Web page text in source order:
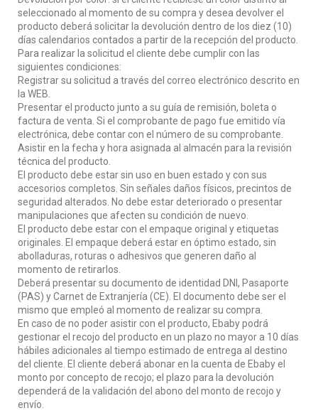
seleccionado al momento de su compra y desea devolver el
producto deberá solicitar la devolución dentro de los diez (10)
días calendarios contados a partir de la recepción del producto.
Para realizar la solicitud el cliente debe cumplir con las
siguientes condiciones:
Registrar su solicitud a través del correo electrónico descrito en
la WEB.
Presentar el producto junto a su guía de remisión, boleta o
factura de venta. Si el comprobante de pago fue emitido vía
electrónica, debe contar con el número de su comprobante.
Asistir en la fecha y hora asignada al almacén para la revisión
técnica del producto.
El producto debe estar sin uso en buen estado y con sus
accesorios completos. Sin señales daños físicos, precintos de
seguridad alterados. No debe estar deteriorado o presentar
manipulaciones que afecten su condición de nuevo.
El producto debe estar con el empaque original y etiquetas
originales. El empaque deberá estar en óptimo estado, sin
abolladuras, roturas o adhesivos que generen daño al
momento de retirarlos.
Deberá presentar su documento de identidad DNI, Pasaporte
(PAS) y Carnet de Extranjería (CE). El documento debe ser el
mismo que empleó al momento de realizar su compra.
En caso de no poder asistir con el producto, Ebaby podrá
gestionar el recojo del producto en un plazo no mayor a 10 días
hábiles adicionales al tiempo estimado de entrega al destino
del cliente. El cliente deberá abonar en la cuenta de Ebaby el
monto por concepto de recojo; el plazo para la devolución
dependerá de la validación del abono del monto de recojo y
envío.